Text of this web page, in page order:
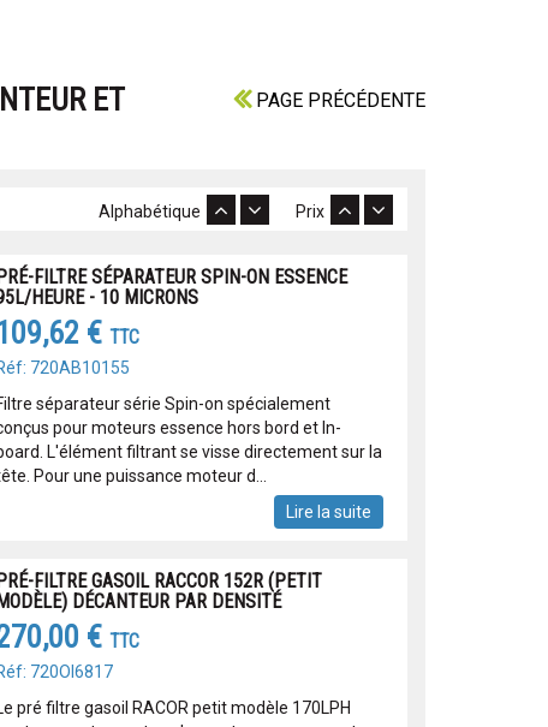
PAGE PRÉCÉDENTE
ET
Prix
Alphabétique
FILTRE SÉPARATEUR SPIN-ON ESSENCE
HEURE - 10 MICRONS
€ TTC
720AB10155
séparateur série Spin-on spécialement
pour moteurs essence hors bord et In-
L'élément filtrant se visse directement sur la
Pour une puissance moteur d...
Lire la suite
FILTRE GASOIL RACCOR 152R (PETIT
MODÈLE) DÉCANTEUR PAR DENSITÉ
€ TTC
720OI6817
pré filtre gasoil RACOR petit modèle 170LPH